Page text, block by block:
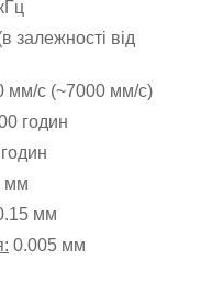
залежності від
мм/с (~7000 мм/с)
годин
мм
мм
0.005 мм